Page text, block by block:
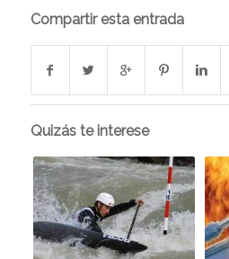
Compartir esta entrada
Quizás te interese